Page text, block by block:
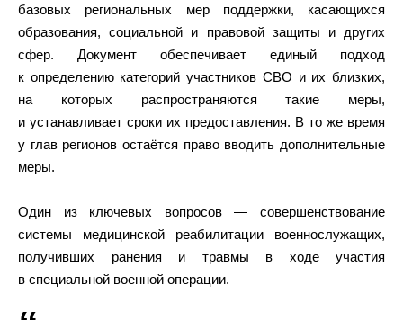
базовых региональных мер поддержки, касающихся
образования, социальной и правовой защиты и других
сфер. Документ обеспечивает единый подход
к определению категорий участников СВО и их близких,
на которых распространяются такие меры,
и устанавливает сроки их предоставления. В то же время
у глав регионов остаётся право вводить дополнительные
меры.
Один из ключевых вопросов — совершенствование
системы медицинской реабилитации военнослужащих,
получивших ранения и травмы в ходе участия
в специальной военной операции.